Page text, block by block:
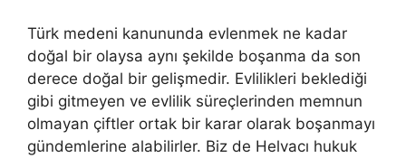
Türk medeni kanununda evlenmek ne kadar
doğal bir olaysa aynı şekilde boşanma da son
derece doğal bir gelişmedir. Evlilikleri beklediği
gibi gitmeyen ve evlilik süreçlerinden memnun
olmayan çiftler ortak bir karar olarak boşanmayı
gündemlerine alabilirler. Biz de Helvacı hukuk